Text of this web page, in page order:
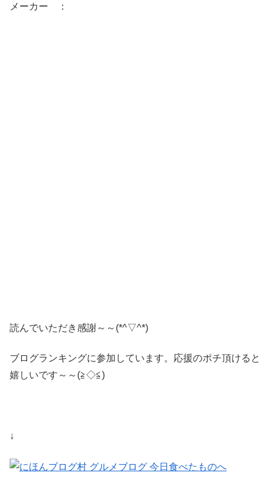
メーカー ：
読んでいただき感謝～～(*^▽^*)
ブログランキングに参加しています。応援のポチ頂けると
嬉しいです～～(≧◇≦)
↓